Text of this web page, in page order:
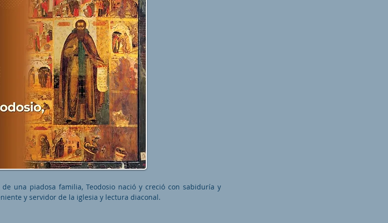
una piadosa familia, Teodosio nació y creció con sabiduría y
y servidor de la iglesia y lectura diaconal.